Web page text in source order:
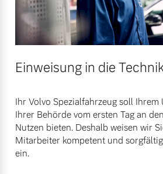
Einweisung in die
Ihr Volvo Spezialfahrzeug soll Ihrem
Ihrer Behörde vom ersten Tag an
Nutzen bieten. Deshalb weisen wir
Mitarbeiter kompetent und
ein.